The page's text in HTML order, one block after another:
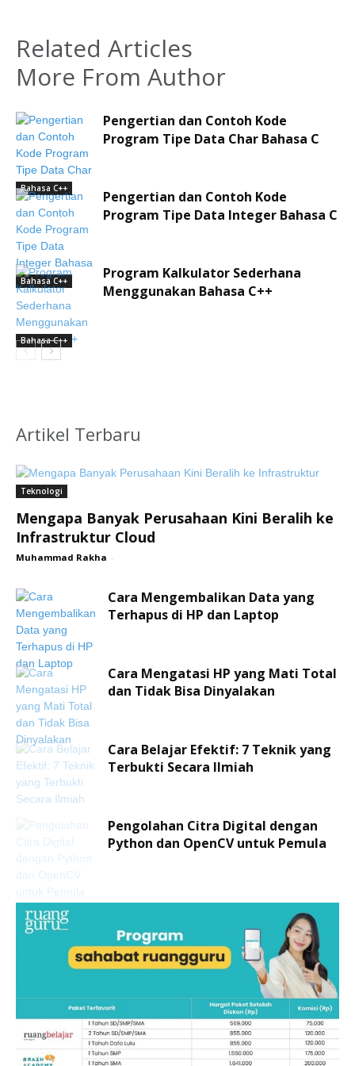
Related Articles
More From Author
Bahasa C++
Pengertian dan Contoh Kode
Program Tipe Data Char Bahasa C
Bahasa C++
Pengertian dan Contoh Kode
Program Tipe Data Integer Bahasa C
Bahasa C++
Program Kalkulator Sederhana
Menggunakan Bahasa C++
Artikel Terbaru
Teknologi
Mengapa Banyak Perusahaan Kini Beralih ke
Infrastruktur Cloud
Muhammad Rakha -
Cara Mengembalikan Data yang
Terhapus di HP dan Laptop
Cara Mengatasi HP yang Mati Total
dan Tidak Bisa Dinyalakan
Cara Belajar Efektif: 7 Teknik yang
Terbukti Secara Ilmiah
Pengolahan Citra Digital dengan
Python dan OpenCV untuk Pemula